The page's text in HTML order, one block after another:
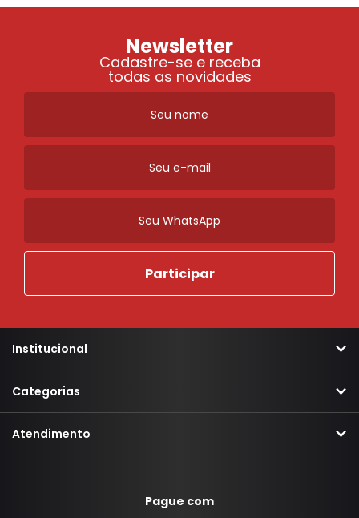
Newsletter
Cadastre-se e receba
todas as novidades
Institucional
Categorias
Atendimento
Pague com